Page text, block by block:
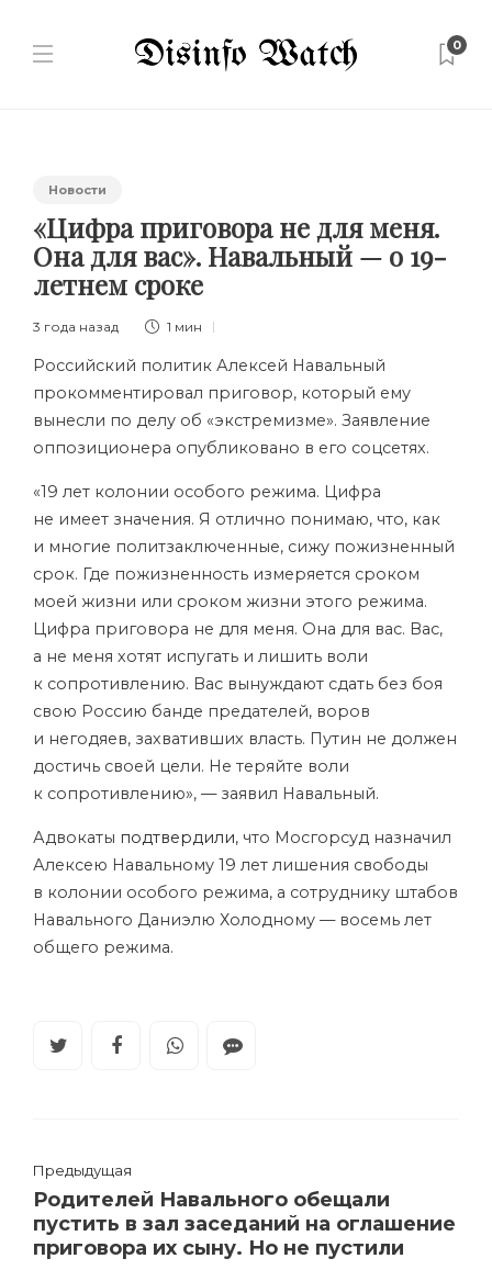
0
Новости
«Цифра приговора не для меня.
Она для вас». Навальный — о 19-
летнем сроке
3 года назад 1 мин
Российский политик Алексей Навальный
прокомментировал приговор, который ему
вынесли по делу об «экстремизме». Заявление
оппозиционера опубликовано в его соцсетях.
«19 лет колонии особого режима. Цифра
не имеет значения. Я отлично понимаю, что, как
и многие политзаключенные, сижу пожизненный
срок. Где пожизненность измеряется сроком
моей жизни или сроком жизни этого режима.
Цифра приговора не для меня. Она для вас. Вас,
а не меня хотят испугать и лишить воли
к сопротивлению. Вас вынуждают сдать без боя
свою Россию банде предателей, воров
и негодяев, захвативших власть. Путин не должен
достичь своей цели. Не теряйте воли
к сопротивлению», — заявил Навальный.
Адвокаты подтвердили, что Мосгорсуд назначил
Алексею Навальному 19 лет лишения свободы
в колонии особого режима, а сотруднику штабов
Навального Даниэлю Холодному — восемь лет
общего режима.
Предыдущая
Родителей Навального обещали
пустить в зал заседаний на оглашение
приговора их сыну. Но не пустили